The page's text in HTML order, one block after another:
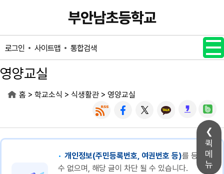
퀵
메
뉴
로그인 사이트맵 통합검색
영양교실
홈 > 학교소식 > 식생활관 > 영양교실
개인정보(주민등록번호, 여권번호 등)를 등록할
수 없으며, 해당 글이 차단 될 수 있습니다.